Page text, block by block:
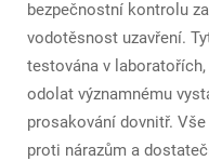
bezpečnostní kontrolu
vodotěsnost uzavření.
testována v
odolat významnému
prosakování dovnitř.
proti nárazům a